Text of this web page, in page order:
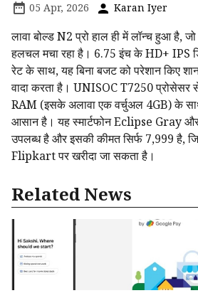
05 Apr, 2026 Karan Iyer
लावा बोल्ड N2 प्रो हाल ही में लॉन्च हुआ है,
हलचल मचा रहा है। 6.75 इंच के HD+ IPS
रेट के साथ, यह बिना बजट को परेशान किए
वादा करता है। UNISOC T7250
RAM (इसके अलावा एक वर्चुअल 4GB) के
आसान है। यह स्मार्टफोन Eclipse Gray
उपलब्ध है और इसकी कीमत सिर्फ ₹7,999 है,
Flipkart पर खरीदा जा सकता है।
Related News